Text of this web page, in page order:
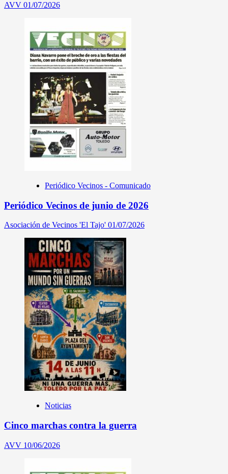
AVV 01/07/2026
Periódico Vecinos - Comunicado
Periódico Vecinos de junio de 2026
Asociación de Vecinos 'El Tajo' 01/07/2026
Noticias
Cinco marchas contra la guerra
AVV 10/06/2026